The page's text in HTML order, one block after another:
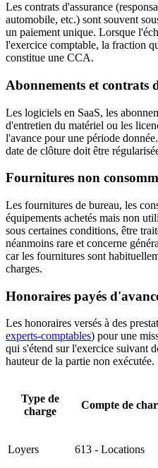
Les contrats d'assurance
automobile, etc.) sont souvent
un paiement unique. Lorsque
l'exercice comptable, la fraction
constitue une CCA.
Abonnements et contrats
Les logiciels en SaaS, les
d'entretien du matériel ou les
l'avance pour une période
date de clôture doit être
Fournitures non
Les fournitures de bureau, les
équipements achetés mais non
sous certaines conditions, être
néanmoins rare et concerne
car les fournitures sont
charges.
Honoraires payés
Les honoraires versés à des
experts-comptables) pour une
qui s'étend sur l'exercice suivant
hauteur de la partie non exécutée.
Type de
charge
Compte de
Loyers 613 - Locations